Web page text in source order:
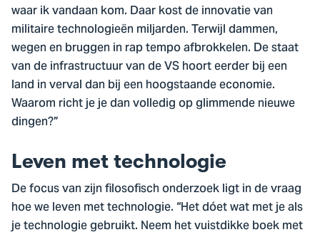
waar ik vandaan kom. Daar kost de innovatie van
militaire technologieën miljarden. Terwijl dammen,
wegen en bruggen in rap tempo afbrokkelen. De staat
van de infrastructuur van de VS hoort eerder bij een
land in verval dan bij een hoogstaande economie.
Waarom richt je je dan volledig op glimmende nieuwe
dingen?”
Leven met technologie
De focus van zijn filosofisch onderzoek ligt in de vraag
hoe we leven met technologie. “Het dóet wat met je als
je technologie gebruikt. Neem het vuistdikke boek met